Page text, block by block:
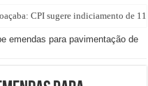
CPI sugere indiciamento de 11
emendas para pavimentação de